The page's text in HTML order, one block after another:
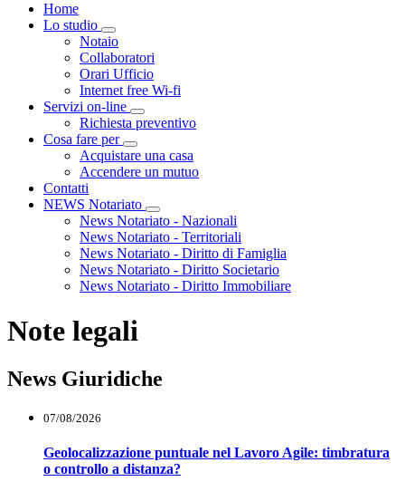
Home
Lo studio
Visualizza menù di secondo livello
Notaio
Collaboratori
Orari Ufficio
Internet free Wi-fi
Servizi on-line
Visualizza menù di secondo livello
Richiesta preventivo
Cosa fare per
Visualizza menù di secondo livello
Acquistare una casa
Accendere un mutuo
Contatti
NEWS Notariato
Visualizza menù di secondo livello
News Notariato - Nazionali
News Notariato - Territoriali
News Notariato - Diritto di Famiglia
News Notariato - Diritto Societario
News Notariato - Diritto Immobiliare
Note legali
News Giuridiche
07/08/2026
Geolocalizzazione puntuale nel Lavoro Agile: timbratura
o controllo a distanza?